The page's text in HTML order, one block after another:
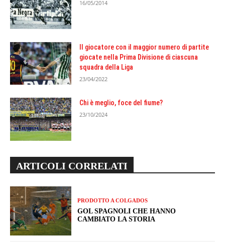
16/05/2014
Il giocatore con il maggior numero di partite
giocate nella Prima Divisione di ciascuna
squadra della Liga
23/04/2022
Chi è meglio, foce del fiume?
23/10/2024
ARTICOLI CORRELATI
PRODOTTO A COLGADOS
GOL SPAGNOLI CHE HANNO
CAMBIATO LA STORIA